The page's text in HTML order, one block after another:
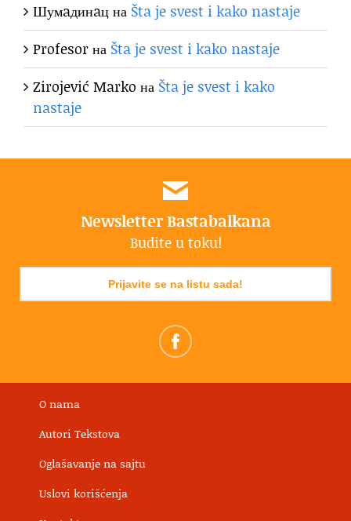
Шумaдинaцна Šta je svest i kako nastaje
Profesorна Šta je svest i kako nastaje
Zirojević Marko на Šta je svest i kako
nastaje
Newsletter Bastabalkana
Budite u toku!
Prijavite se na listu sada!
O nama
Autori Tekstova
Oglašavanje na sajtu
Uslovi korišćenja